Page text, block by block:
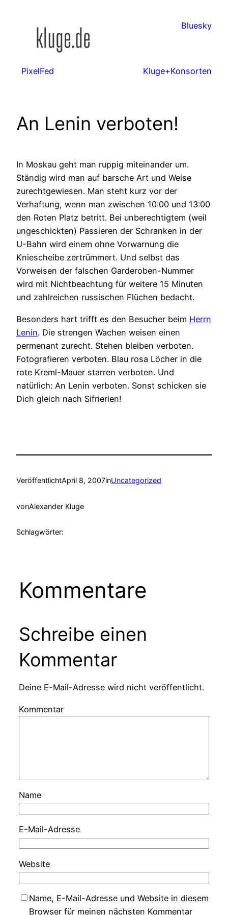
Bluesky
PixelFed Kluge+Konsorten
An Lenin verboten!
In Moskau geht man ruppig miteinander um.
Ständig wird man auf barsche Art und Weise
zurechtgewiesen. Man steht kurz vor der
Verhaftung, wenn man zwischen 10:00 und 13:00
den Roten Platz betritt. Bei unberechtigtem (weil
ungeschickten) Passieren der Schranken in der
U-Bahn wird einem ohne Vorwarnung die
Kniescheibe zertrümmert. Und selbst das
Vorweisen der falschen Garderoben-Nummer
wird mit Nichtbeachtung für weitere 15 Minuten
und zahlreichen russischen Flüchen bedacht.
Besonders hart trifft es den Besucher beim Herrn
Lenin. Die strengen Wachen weisen einen
permenant zurecht. Stehen bleiben verboten.
Fotografieren verboten. Blau rosa Löcher in die
rote Kreml-Mauer starren verboten. Und
natürlich: An Lenin verboten. Sonst schicken sie
Dich gleich nach Sifrierien!
VeröffentlichtApril 8, 2007inUncategorized
vonAlexander Kluge
Schlagwörter:
Kommentare
Schreibe einen
Kommentar
Deine E-Mail-Adresse wird nicht veröffentlicht.
Kommentar
Name
E-Mail-Adresse
Website
Name, E-Mail-Adresse und Website in diesem
Browser für meinen nächsten Kommentar